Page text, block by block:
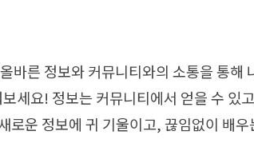
바른 정보와 커뮤니티와의 소통을 통해
세요! 정보는 커뮤니티에서 얻을 수 있
로운 정보에 귀 기울이고, 끊임없이 배